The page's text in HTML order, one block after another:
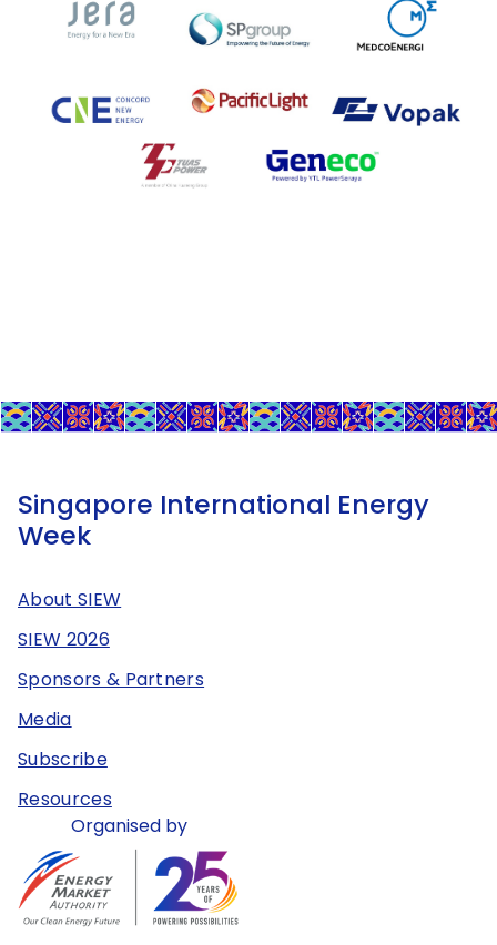
Singapore International Energy
Week
About SIEW
SIEW 2026
Sponsors & Partners
Media
Subscribe
Resources
Organised by